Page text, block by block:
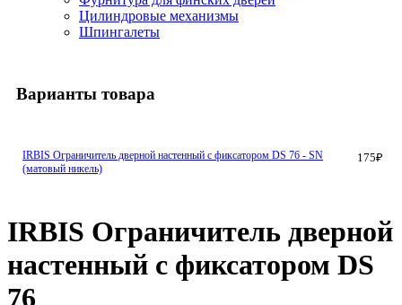
Цилиндровые механизмы
Шпингалеты
Варианты товара
IRBIS Ограничитель дверной настенный с фиксатором DS 76 - SN
(матовый никель)
175₽
IRBIS Ограничитель дверной
настенный с фиксатором DS
76